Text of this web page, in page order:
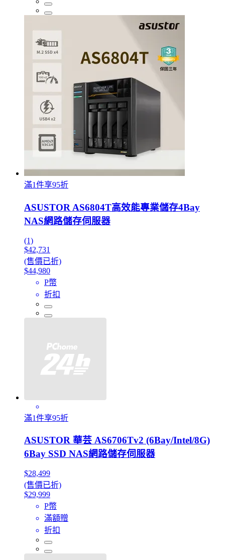
滿1件享95折
ASUSTOR AS6804T高效能專業儲存4Bay
NAS網路儲存伺服器
(1)
$42,731
(售價已折)
$44,980
P幣
折扣
滿1件享95折
ASUSTOR 華芸 AS6706Tv2 (6Bay/Intel/8G)
6Bay SSD NAS網路儲存伺服器
$28,499
(售價已折)
$29,999
P幣
滿額贈
折扣